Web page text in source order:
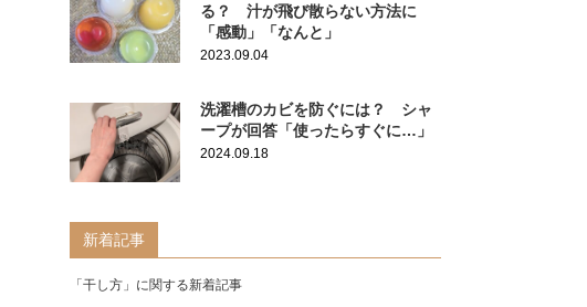
る？ 汁が飛び散らない方法に
「感動」「なんと」
2023.09.04
洗濯槽のカビを防ぐには？ シャ
ープが回答「使ったらすぐに…」
2024.09.18
新着記事
「干し方」に関する新着記事